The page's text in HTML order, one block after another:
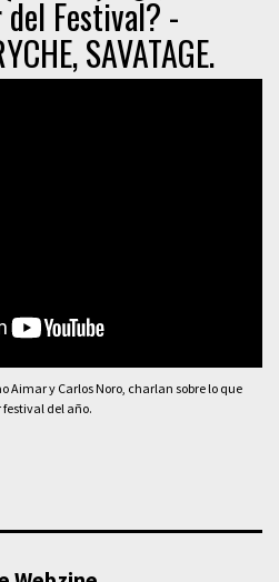
del Festival? -
SAVATAGE.
Aimar y Carlos Noro, charlan sobre lo que
del año.